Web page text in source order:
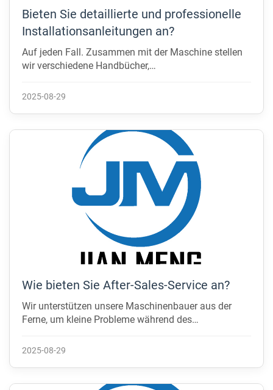
Bieten Sie detaillierte und professionelle
Installationsanleitungen an?
Auf jeden Fall. Zusammen mit der Maschine stellen
wir verschiedene Handbücher,
Schaltpläne, Hydraulikdiagramme und andere
2025-08-29
Wie bieten Sie After-Sales-Service an?
Wir unterstützen unsere Maschinenbauer aus der
Ferne, um kleine Probleme während des
individuelle Anleitung durch Nachrichten oder
Alternativ können Sie Teile vor Ort kaufen, um Zeit zu
2025-08-29